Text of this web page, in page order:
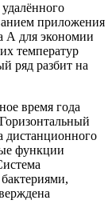
приложения
А для экономии
температур
ряд разбит на
время года
дистанционного
функции